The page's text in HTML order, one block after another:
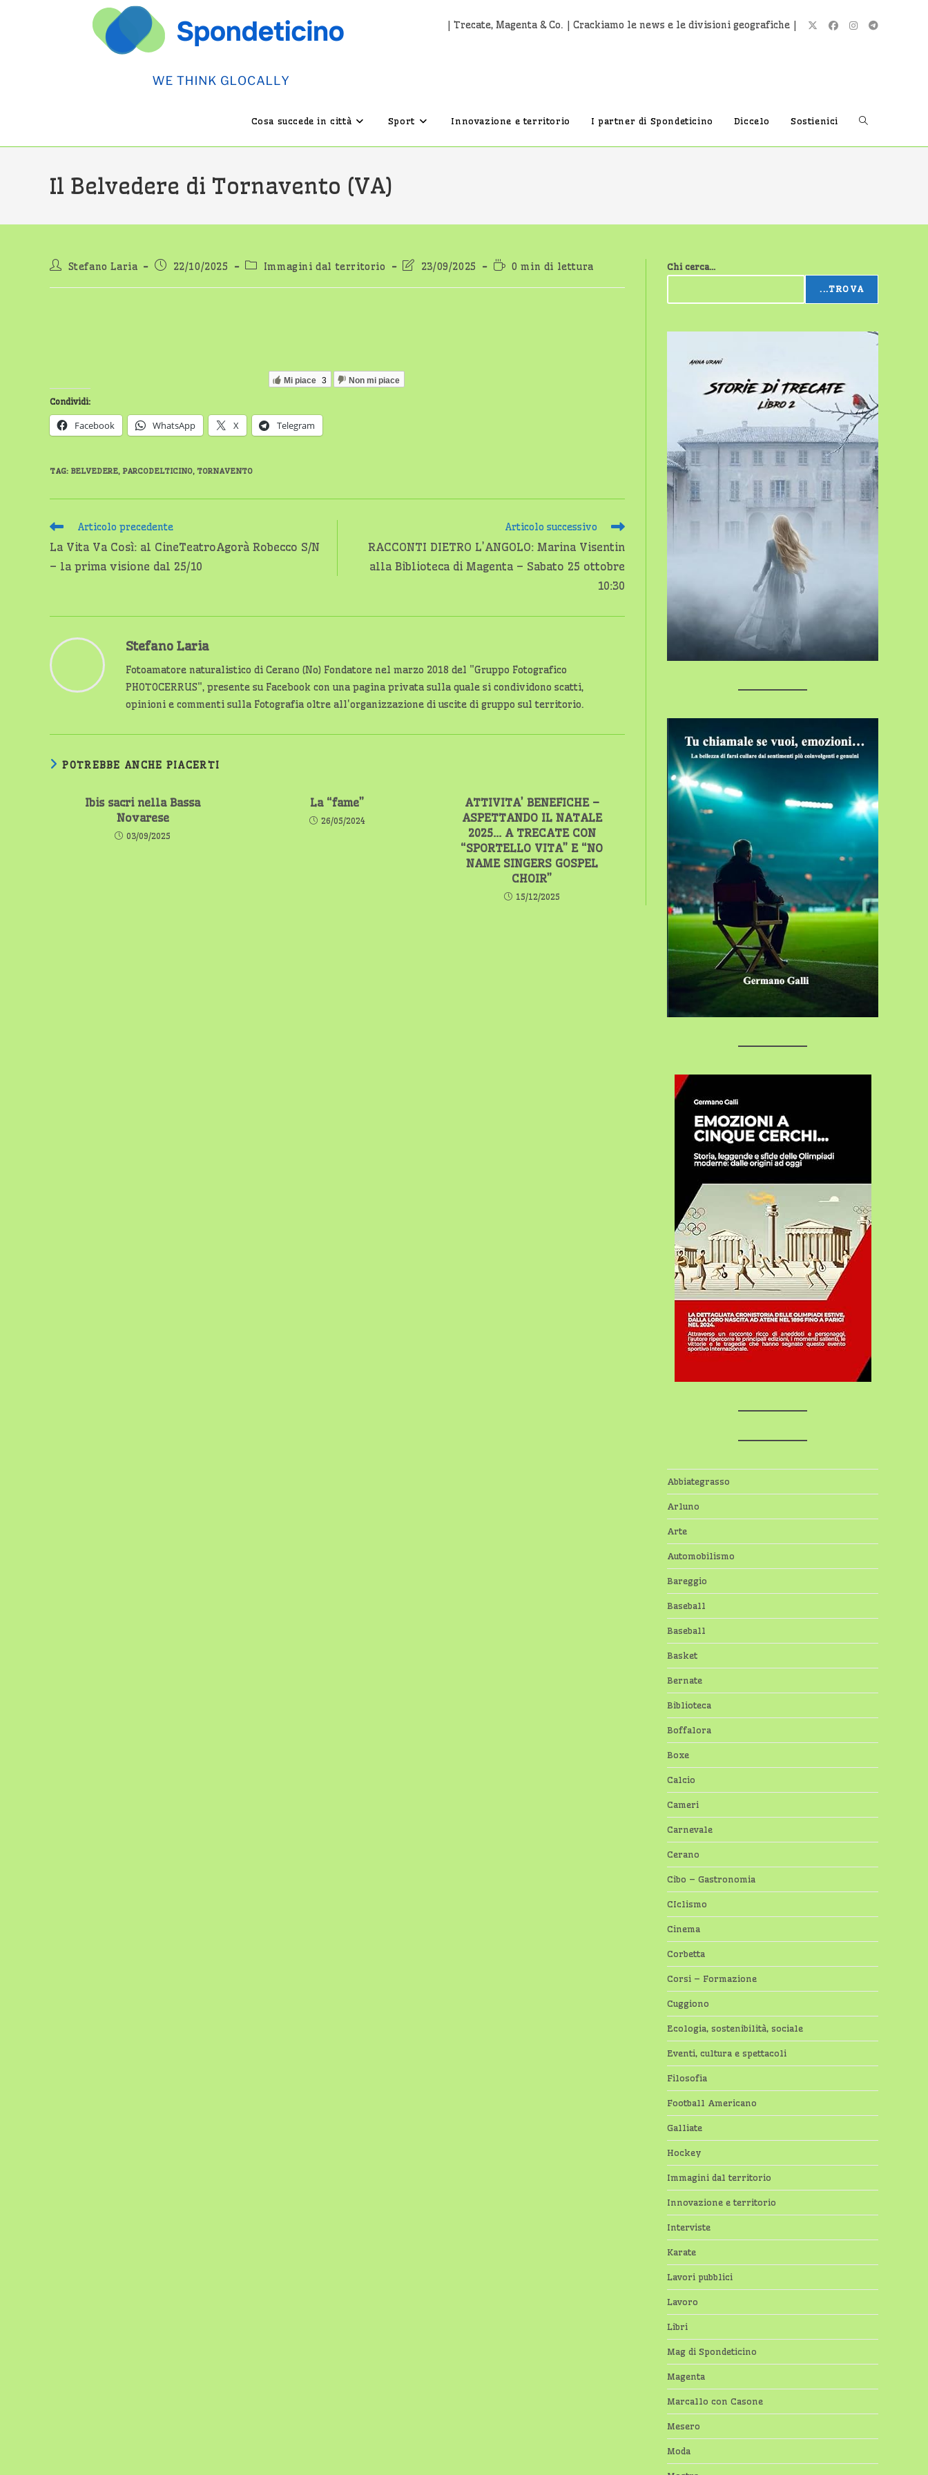
| Trecate, Magenta & Co. | Crackiamo le news e le divisioni geografiche |
Cosa succede in città Sport Innovazione e territorio I partner di Spondeticino Diccelo Sostienici Attiva/
ricerca
sul
Il Belvedere di Tornavento (VA)
AutoreStefano Laria
Articolo
22/10/2025
Categoria
Immagini dal territorio
Ultima
dell'articolo:
23/09/2025
Tempo
lettura:
0 min di lettura
Mi piace 3 Non mi piace
Condividi:
Facebook WhatsApp X Telegram
TAG: BELVEDERE, PARCODELTICINO, TORNAVENTO
Leggi
articoli
Articolo precedente
La Vita Va Così: al CineTeatroAgorà Robecco S/N
– la prima visione dal 25/10
Articolo successivo
RACCONTI DIETRO L’ANGOLO: Marina Visentin
alla Biblioteca di Magenta – Sabato 25 ottobre
10:30
Stefano Laria
Fotoamatore naturalistico di Cerano (No) Fondatore nel marzo 2018 del "Gruppo Fotografico
PHOTOCERRUS", presente su Facebook con una pagina privata sulla quale si condividono scatti,
opinioni e commenti sulla Fotografia oltre all'organizzazione di uscite di gruppo sul territorio.
POTREBBE ANCHE PIACERTI
Ibis sacri nella Bassa
Novarese
03/09/2025
La “fame”
26/05/2024
ATTIVITA’ BENEFICHE –
ASPETTANDO IL NATALE
2025… A TRECATE CON
“SPORTELLO VITA” E “NO
NAME SINGERS GOSPEL
CHOIR”
15/12/2025
Chi cerca...
...TROVA
Abbiategrasso
Arluno
Arte
Automobilismo
Bareggio
Baseball
Baseball
Basket
Bernate
Biblioteca
Boffalora
Boxe
Calcio
Cameri
Carnevale
Cerano
Cibo – Gastronomia
CIclismo
Cinema
Corbetta
Corsi – Formazione
Cuggiono
Ecologia, sostenibilità, sociale
Eventi, cultura e spettacoli
Filosofia
Football Americano
Galliate
Hockey
Immagini dal territorio
Innovazione e territorio
Interviste
Karate
Lavori pubblici
Lavoro
Libri
Mag di Spondeticino
Magenta
Marcallo con Casone
Mesero
Moda